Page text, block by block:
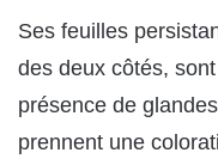
Ses feuilles
des deux côtés,
présence de
prennent une